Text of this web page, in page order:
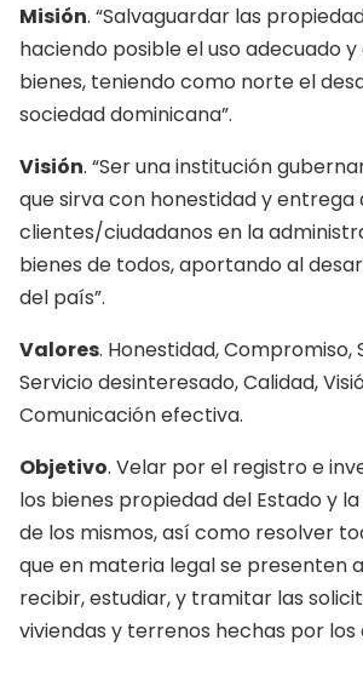
Misión. “Salvaguardar las
haciendo posible el uso adecuado
bienes, teniendo como norte el
sociedad dominicana”.
Visión. “Ser una institución
que sirva con honestidad y entrega
clientes/ciudadanos en la
bienes de todos, aportando al
del país”.
Valores. Honestidad, Compromiso,
Servicio desinteresado, Calidad,
Comunicación efectiva.
Objetivo. Velar por el registro e
los bienes propiedad del Estado y
de los mismos, así como resolver
que en materia legal se presenten
recibir, estudiar, y tramitar las
viviendas y terrenos hechas por los